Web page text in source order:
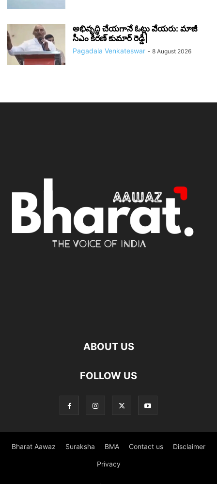
అభివృద్ధి చేయగానే ఓట్లు వేయరు: మాజీ
సీఎం కిరణ్ కుమార్ రెడ్డి|
Pagadala Venkateswar - 8 August 2026
ABOUT US
FOLLOW US
Bharat Aawaz Suraksha BMA Contact us Disclaimer
Privacy